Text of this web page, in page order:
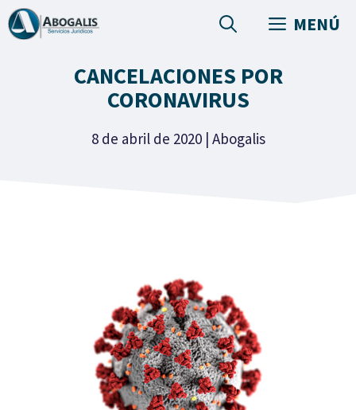
Saltar
al
MENÚ
CANCELACIONES POR
CORONAVIRUS
8 de abril de 2020| Abogalis